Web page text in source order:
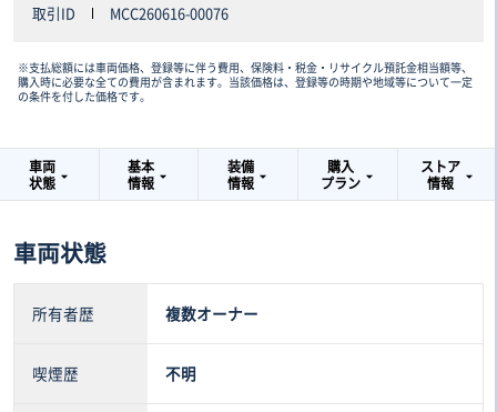
取引ID MCC260616-00076
※支払総額には車両価格、登録等に伴う費用、保険料・税金・リサイクル預託金相当額等、
購入時に必要な全ての費用が含まれます。当該価格は、登録等の時期や地域等について一定
の条件を付した価格です。
車両
状態
基本
情報
装備
情報
購入
プラン
ストア
情報
車両状態
所有者歴 複数オーナー
喫煙歴 不明